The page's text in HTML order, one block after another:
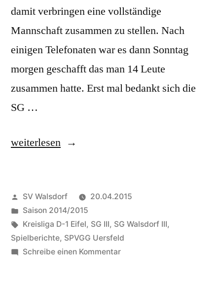
damit verbringen eine vollständige
Mannschaft zusammen zu stellen. Nach
einigen Telefonaten war es dann Sonntag
morgen geschafft das man 14 Leute
zusammen hatte. Erst mal bedankt sich die
SG …
„SG
besiegt
die
SPVGG
Uersfeld“
weiterlesen
Veröffentlicht
von
SV Walsdorf
20.04.2015
Veröffentlicht
in
Saison 2014/2015
Schlagwörter:
Kreisliga D-1 Eifel, SG III, SG Walsdorf III,
Spielberichte, SPVGG Uersfeld
Schreibe einen Kommentarzu